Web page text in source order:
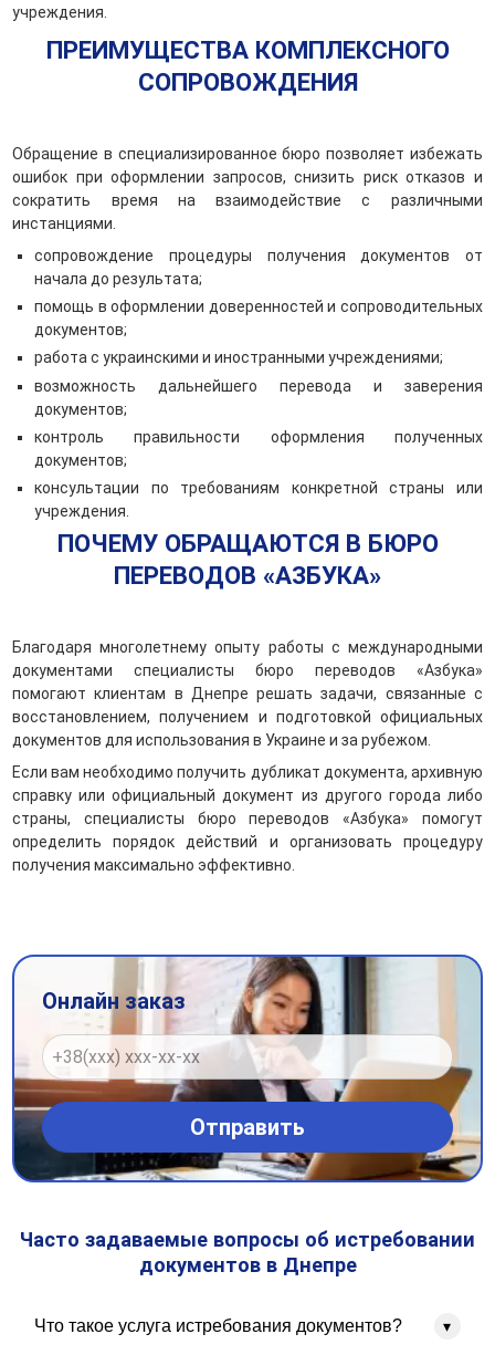
учреждения.
ПРЕИМУЩЕСТВА КОМПЛЕКСНОГО
СОПРОВОЖДЕНИЯ
Обращение в специализированное бюро позволяет избежать
ошибок при оформлении запросов, снизить риск отказов и
сократить время на взаимодействие с различными
инстанциями.
сопровождение процедуры получения документов от
начала до результата;
помощь в оформлении доверенностей и сопроводительных
документов;
работа с украинскими и иностранными учреждениями;
возможность дальнейшего перевода и заверения
документов;
контроль правильности оформления полученных
документов;
консультации по требованиям конкретной страны или
учреждения.
ПОЧЕМУ ОБРАЩАЮТСЯ В БЮРО
ПЕРЕВОДОВ «АЗБУКА»
Благодаря многолетнему опыту работы с международными
документами специалисты бюро переводов «Азбука»
помогают клиентам в Днепре решать задачи, связанные с
восстановлением, получением и подготовкой официальных
документов для использования в Украине и за рубежом.
Если вам необходимо получить дубликат документа, архивную
справку или официальный документ из другого города либо
страны, специалисты бюро переводов «Азбука» помогут
определить порядок действий и организовать процедуру
получения максимально эффективно.
Онлайн заказ
Часто задаваемые вопросы об истребовании
документов в Днепре
Что такое услуга истребования документов? ▾